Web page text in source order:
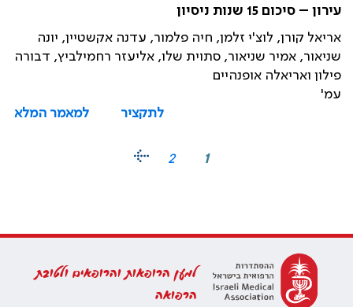
עירון – סיכום 15 שנות ניסיון
אריאל קורן, לוצ'י זלמן, חיה פלמור, עדנה אקשטיין, יונה
שניאור, אמיר שניאור, סתוית שלו, אליעזר רחמילביץ, דבורה
פילון ואריאלה אופנהיים
עמ'
לתקציר
למאמר המלא
1
2
למען הרופאות והרופאים ולטובת
הרפואה